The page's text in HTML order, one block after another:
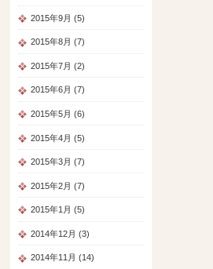
2015年9月 (5)
2015年8月 (7)
2015年7月 (2)
2015年6月 (7)
2015年5月 (6)
2015年4月 (5)
2015年3月 (7)
2015年2月 (7)
2015年1月 (5)
2014年12月 (3)
2014年11月 (14)